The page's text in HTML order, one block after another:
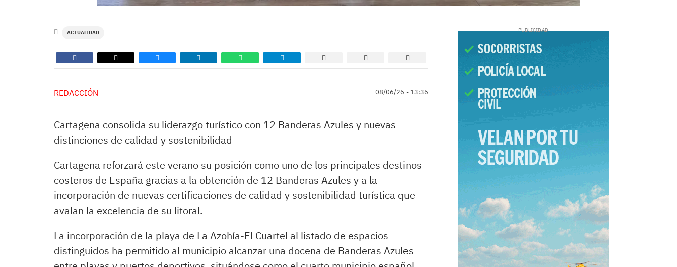
ACTUALIDAD
REDACCIÓN 08/06/26 - 13:36
Cartagena consolida su liderazgo turístico con 12 Banderas Azules y nuevas
distinciones de calidad y sostenibilidad
Cartagena reforzará este verano su posición como uno de los principales destinos
costeros de España gracias a la obtención de 12 Banderas Azules y a la
incorporación de nuevas certificaciones de calidad y sostenibilidad turística que
avalan la excelencia de su litoral.
La incorporación de la playa de La Azohía-El Cuartel al listado de espacios
distinguidos ha permitido al municipio alcanzar una docena de Banderas Azules